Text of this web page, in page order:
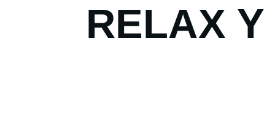
RELAX